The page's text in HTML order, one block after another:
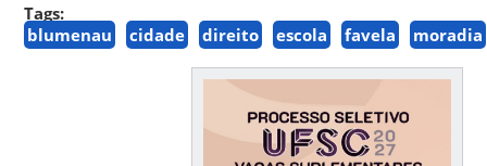
Tags:
blumenau
cidade direito escola favela moradia